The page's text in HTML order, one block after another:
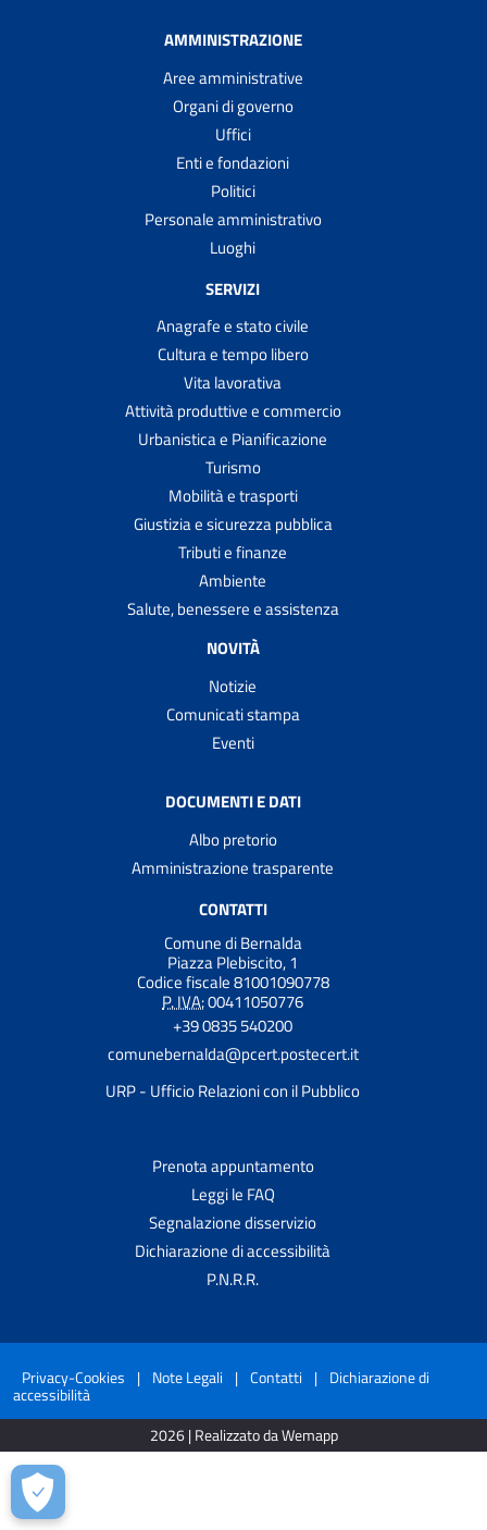
AMMINISTRAZIONE
Aree amministrative
Organi di governo
Uffici
Enti e fondazioni
Politici
Personale amministrativo
Luoghi
SERVIZI
Anagrafe e stato civile
Cultura e tempo libero
Vita lavorativa
Attività produttive e commercio
Urbanistica e Pianificazione
Turismo
Mobilità e trasporti
Giustizia e sicurezza pubblica
Tributi e finanze
Ambiente
Salute, benessere e assistenza
NOVITÀ
Notizie
Comunicati stampa
Eventi
DOCUMENTI E DATI
Albo pretorio
Amministrazione trasparente
CONTATTI
Comune di Bernalda
Piazza Plebiscito, 1
Codice fiscale 81001090778
P. IVA:00411050776
+39 0835 540200
comunebernalda@pcert.postecert.it
URP - Ufficio Relazioni con il Pubblico
Prenota appuntamento
Leggi le FAQ
Segnalazione disservizio
Dichiarazione di accessibilità
P.N.R.R.
Privacy-Cookies | Note Legali | Contatti | Dichiarazione di
accessibilità
2026 | Realizzato da Wemapp